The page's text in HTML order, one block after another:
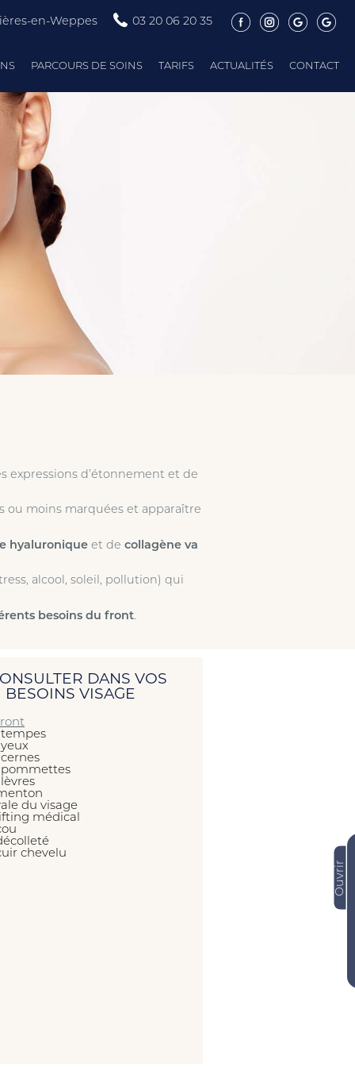
en-Weppes 03 20 06 20 35
PARCOURS DE SOINS TARIFS ACTUALITÉS CONTACT
expressions d’étonnement et de
ou moins marquées et apparaître
hyaluronique et de collagène va
alcool, soleil, pollution) qui
besoins du front.
DANS VOS
BESOINS VISAGE
tempes
yeux
cernes
pommettes
du visage
médical
chevelu
Ouvrir